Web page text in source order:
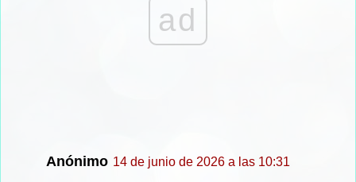
ad
Anónimo 14 de junio de 2026 a las 10:31